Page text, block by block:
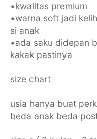
•kwalitas premium
•warna soft jadi
si anak
•ada saku didepan
kakak pastinya
size chart
usia hanya buat
beda anak beda